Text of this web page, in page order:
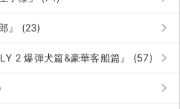
』 (23) keyboard_arrow_right
2 爆弾犬篇&豪華客船篇』 (57) keyboard_arrow_right
keyboard_arrow_right